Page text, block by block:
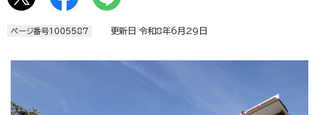
ページ番号1005587 更新日 令和8年6月29日